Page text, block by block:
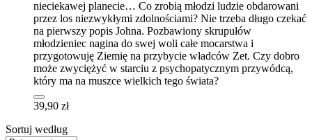
nieciekawej planecie… Co zrobią młodzi ludzie obdarowani
przez los niezwykłymi zdolnościami? Nie trzeba długo czekać
na pierwszy popis Johna. Pozbawiony skrupułów
młodzieniec nagina do swej woli całe mocarstwa i
przygotowuję Ziemię na przybycie władców Zet. Czy dobro
może zwyciężyć w starciu z psychopatycznym przywódcą,
który ma na muszce wielkich tego świata?
39,90 zł
Sortuj według